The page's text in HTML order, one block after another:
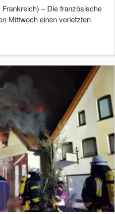
– Die französische
Mittwoch einen verletzten